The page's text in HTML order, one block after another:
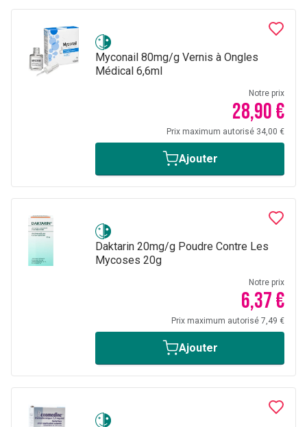
Myconail 80mg/g Vernis à Ongles
Médical 6,6ml
Notre prix
28,90 €
Prix maximum autorisé 34,00 €
Ajouter
Daktarin 20mg/g Poudre Contre Les
Mycoses 20g
Notre prix
6,37 €
Prix maximum autorisé 7,49 €
Ajouter